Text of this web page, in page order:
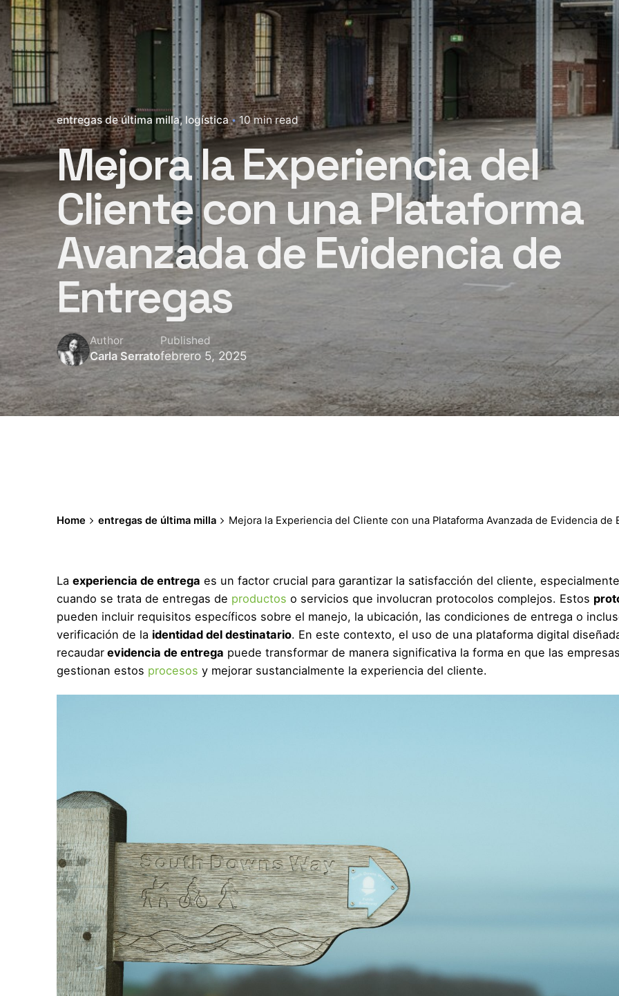
entregas de última milla logística 10 min read
Mejora la Experiencia del
Cliente con una Plataforma
Avanzada de Evidencia de
Entregas
Author
Carla Serrato
Published
febrero 5, 2025
Home entregas de última milla Mejora la Experiencia del Cliente con una Plataforma Avanzada de Evidencia de
La experiencia de entrega es un factor crucial para garantizar la satisfacción del cliente, especialmente
cuando se trata de entregas de productos o servicios que involucran protocolos complejos. Estos
pueden incluir requisitos específicos sobre el manejo, la ubicación, las condiciones de entrega o
verificación de la identidad del destinatario. En este contexto, el uso de una plataforma digital
recaudar evidencia de entrega puede transformar de manera significativa la forma en que las empresas
gestionan estos procesos y mejorar sustancialmente la experiencia del cliente.